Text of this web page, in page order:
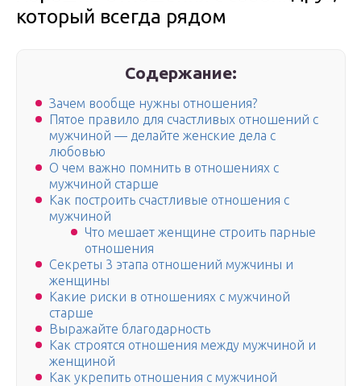
который всегда рядом
Содержание:
Зачем вообще нужны отношения?
Пятое правило для счастливых отношений с
мужчиной — делайте женские дела с
любовью
О чем важно помнить в отношениях с
мужчиной старше
Как построить счастливые отношения с
мужчиной
Что мешает женщине строить парные
отношения
Секреты 3 этапа отношений мужчины и
женщины
Какие риски в отношениях с мужчиной
старше
Выражайте благодарность
Как строятся отношения между мужчиной и
женщиной
Как укрепить отношения с мужчиной